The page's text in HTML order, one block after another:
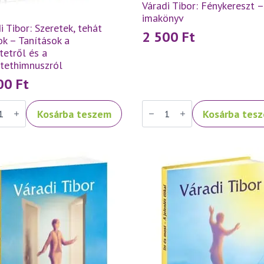
Tibor: Szeretek, tehát
– Tanítások a
és a
Ft
Kosárba teszem
Váradi Tibor: Fénykereszt –
imakönyv
2 500 Ft
Váradi
Tibor:
Fénykereszt
Kosárba